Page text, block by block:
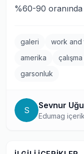
%60-90 oranında
galeri work and
amerika
garsonluk
S Sevnur
Edumag